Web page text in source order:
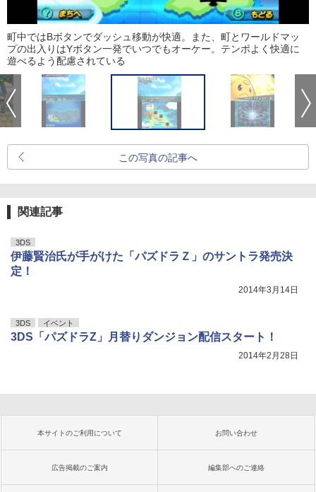
町中ではBボタンでダッシュ移動が快適。また、町とワールドマッ
プの出入りはYボタン一発でいつでもオーケー。テンポよく快適に
遊べるよう配慮されている
この写真の記事へ
関連記事
3DS
伊藤賢治氏が手がけた「パズドラＺ」のサントラ発売決
定！
2014年3月14日
3DS イベント
3DS「パズドラZ」月替りダンジョン配信スタート！
2014年2月28日
本サイトのご利用について お問い合わせ
広告掲載のご案内 編集部へのご連絡